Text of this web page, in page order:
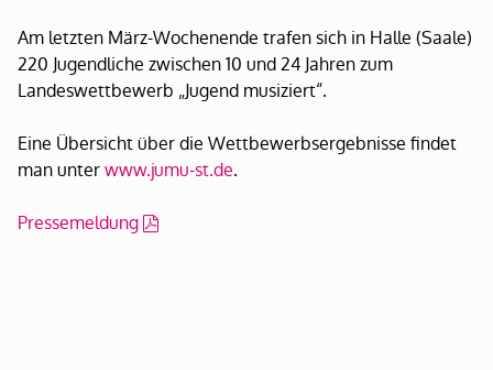
Am letzten März-Wochenende trafen sich in Halle (Saale)
220 Jugendliche zwischen 10 und 24 Jahren zum
Landeswettbewerb „Jugend musiziert“.
Eine Übersicht über die Wettbewerbsergebnisse findet
man unterwww.jumu-st.de.
Pressemeldung